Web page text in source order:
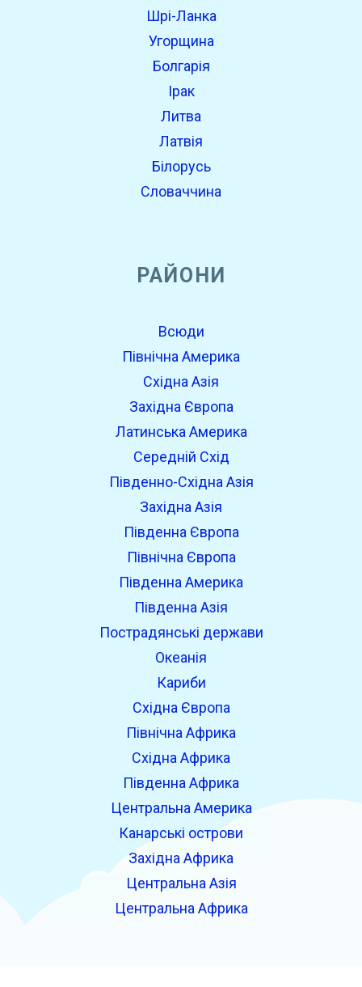
Шрі-Ланка
Угорщина
Болгарія
Ірак
Литва
Латвія
Білорусь
Словаччина
РАЙОНИ
Всюди
Північна Америка
Східна Азія
Західна Європа
Латинська Америка
Середній Схід
Південно-Східна Азія
Західна Азія
Південна Європа
Північна Європа
Південна Америка
Південна Азія
Пострадянські держави
Океанія
Кариби
Східна Європа
Північна Африка
Східна Африка
Південна Африка
Центральна Америка
Канарські острови
Західна Африка
Центральна Азія
Центральна Африка